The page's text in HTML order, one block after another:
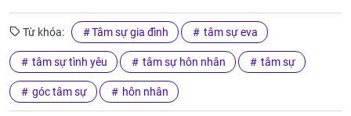
Từ khóa: Tâm sự gia đình tâm sự eva
tâm sự tình yêu tâm sự hôn nhân tâm sự
góc tâm sự hôn nhân